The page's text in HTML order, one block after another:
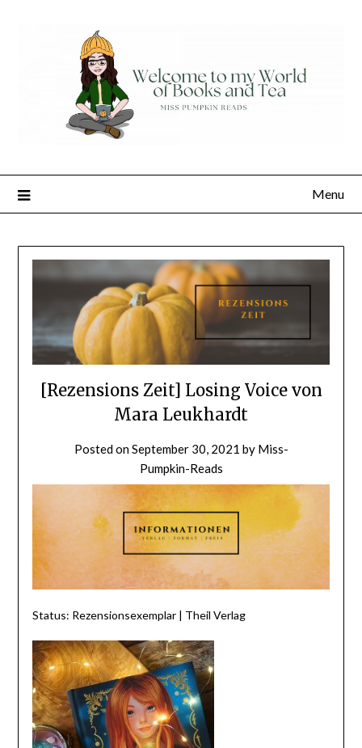
Menu
[Rezensions Zeit] Losing Voice von
Mara Leukhardt
Posted onSeptember 30, 2021 by Miss-
Pumpkin-Reads
Status: Rezensionsexemplar | Theil Verlag